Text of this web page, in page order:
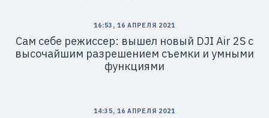
16:53, 16 АПРЕЛЯ 2021
Сам себе режиссер: вышел новый DJI Air 2S с
высочайшим разрешением съемки и умными
функциями
14:35, 16 АПРЕЛЯ 2021